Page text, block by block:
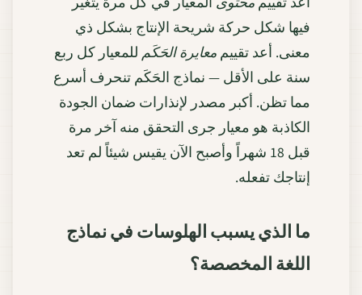
فيها شكل حركة شريحة الإنتاج بشكل ذي
معنى. أعد تقييم معايرة الحَكَم للمعيار كل ربع
سنة على الأقل — نماذج الحَكَم تنحرف أسرع
مما تظن. أكبر مصدر لإنذارات ضمان الجودة
الكاذبة هو معيار جرى التحقق منه آخر مرة
قبل 18 شهراً وأصبح الآن يقيس شيئاً لم تعد
إنتاجك تفعله.
ما الذي يسبب الهلوسات في نماذج
اللغة المخصصة؟